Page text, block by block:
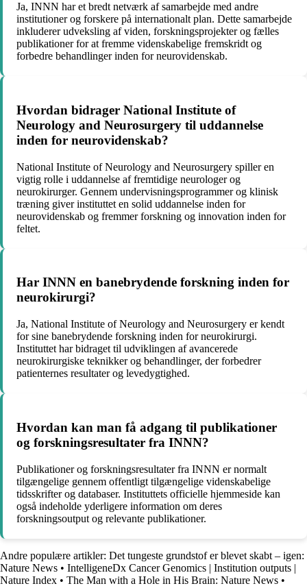
Ja, INNN har et bredt netværk af samarbejde med andre
institutioner og forskere på internationalt plan. Dette samarbejde
inkluderer udveksling af viden, forskningsprojekter og fælles
publikationer for at fremme videnskabelige fremskridt og
forbedre behandlinger inden for neurovidenskab.
Hvordan bidrager National Institute of
Neurology and Neurosurgery til uddannelse
inden for neurovidenskab?
National Institute of Neurology and Neurosurgery spiller en
vigtig rolle i uddannelse af fremtidige neurologer og
neurokirurger. Gennem undervisningsprogrammer og klinisk
træning giver instituttet en solid uddannelse inden for
neurovidenskab og fremmer forskning og innovation inden for
feltet.
Har INNN en banebrydende forskning inden for
neurokirurgi?
Ja, National Institute of Neurology and Neurosurgery er kendt
for sine banebrydende forskning inden for neurokirurgi.
Instituttet har bidraget til udviklingen af avancerede
neurokirurgiske teknikker og behandlinger, der forbedrer
patienternes resultater og levedygtighed.
Hvordan kan man få adgang til publikationer
og forskningsresultater fra INNN?
Publikationer og forskningsresultater fra INNN er normalt
tilgængelige gennem offentligt tilgængelige videnskabelige
tidsskrifter og databaser. Instituttets officielle hjemmeside kan
også indeholde yderligere information om deres
forskningsoutput og relevante publikationer.
Andre populære artikler: Det tungeste grundstof er blevet skabt – igen:
Nature News • IntelligeneDx Cancer Genomics | Institution outputs |
Nature Index • The Man with a Hole in His Brain: Nature News •